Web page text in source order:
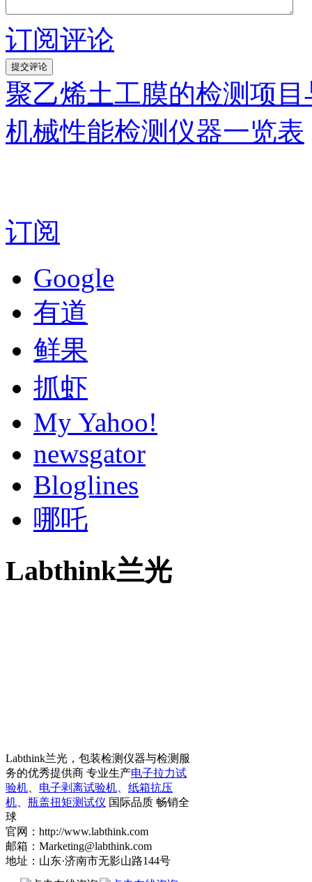
订阅评论
聚乙烯土工膜的检测项
机械性能检测仪器一览表
订阅
Google
有道
鲜果
抓虾
My Yahoo!
newsgator
Bloglines
哪吒
Labthink兰光
Labthink兰光，包装检测仪器与检测服
务的优秀提供商 专业生产电子拉力试
验机
电子剥离试验机
纸箱抗压
机
瓶盖扭矩测试仪 国际品质 畅销全
球
官网：http://www.labthink.com
邮箱：Marketing@labthink.com
地址：山东·济南市无影山路144号